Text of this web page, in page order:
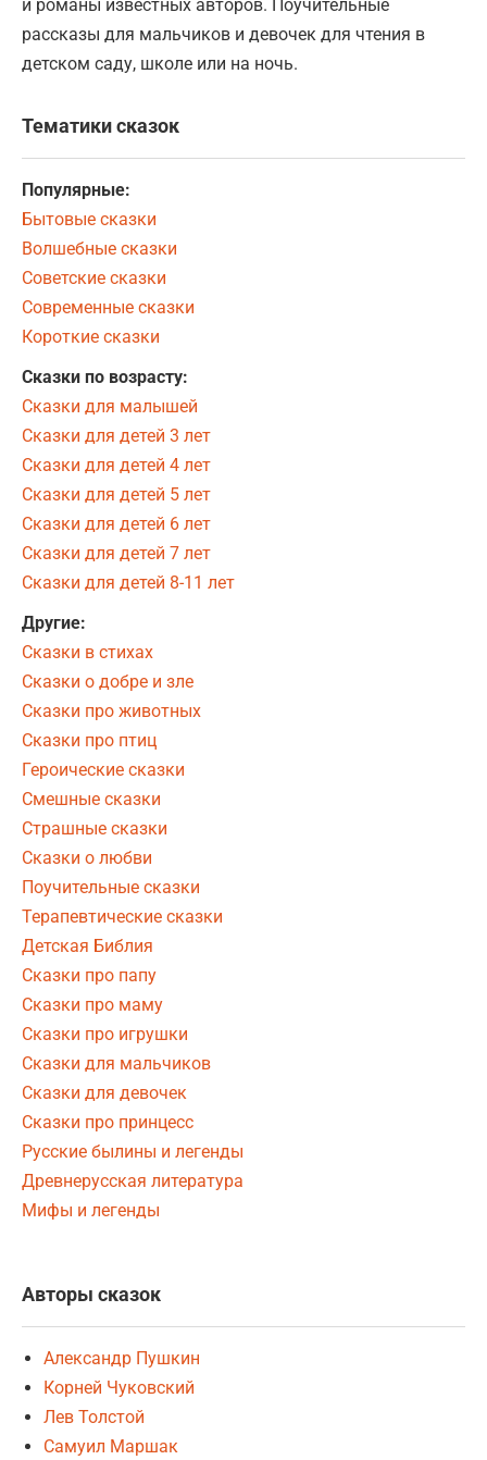
и романы известных авторов. Поучительные
рассказы для мальчиков и девочек для чтения в
детском саду, школе или на ночь.
Тематики сказок
Популярные:
Бытовые сказки
Волшебные сказки
Советские сказки
Современные сказки
Короткие сказки
Сказки по возрасту:
Сказки для малышей
Сказки для детей 3 лет
Сказки для детей 4 лет
Сказки для детей 5 лет
Сказки для детей 6 лет
Сказки для детей 7 лет
Сказки для детей 8-11 лет
Другие:
Сказки в стихах
Сказки о добре и зле
Сказки про животных
Сказки про птиц
Героические сказки
Смешные сказки
Страшные сказки
Сказки о любви
Поучительные сказки
Терапевтические сказки
Детская Библия
Сказки про папу
Сказки про маму
Сказки про игрушки
Сказки для мальчиков
Сказки для девочек
Сказки про принцесс
Русские былины и легенды
Древнерусская литература
Мифы и легенды
Авторы сказок
Александр Пушкин
Корней Чуковский
Лев Толстой
Самуил Маршак